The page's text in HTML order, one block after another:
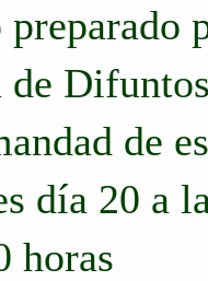
preparado
de
de
día 20 a
horas